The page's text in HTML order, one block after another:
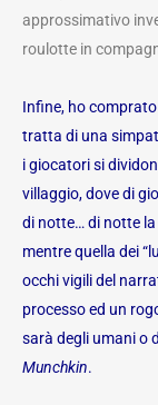
approssimativo
roulotte in
Infine, ho
tratta di una
i giocatori si
villaggio, dove di
di notte… di notte la
mentre quella dei
occhi vigili del
processo ed un
sarà degli umani o
Munchkin.